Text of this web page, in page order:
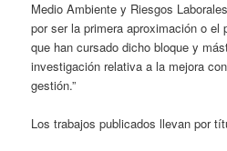
Medio Ambiente y Riesgos
por ser la primera aproximación o el
que han cursado dicho bloque y
investigación relativa a la mejora
gestión.”
Los trabajos publicados llevan por